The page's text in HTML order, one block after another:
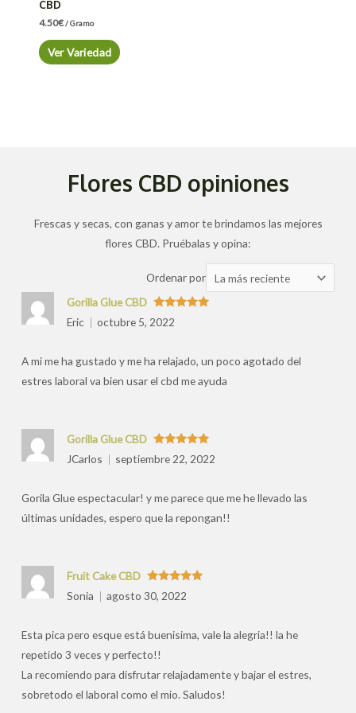
CBD
4.50€/ Gramo
Ver Variedad
Flores CBD opiniones
Frescas y secas, con ganas y amor te brindamos las mejores
flores CBD. Pruébalas y opina:
Ordenar por Ordenar
las
Valorado
con
Gorilla Glue CBD
Eric
octubre 5, 2022
A mi me ha gustado y me ha relajado, un poco agotado del
estres laboral va bien usar el cbd me ayuda
Valorado
con5de 5
Gorilla Glue CBD
JCarlos
septiembre 22, 2022
Gorila Glue espectacular! y me parece que me he llevado las
últimas unidades, espero que la repongan!!
Valorado
con5de 5
Fruit Cake CBD
Sonia
agosto 30, 2022
Esta pica pero esque está buenisima, vale la alegria!! la he
repetido 3 veces y perfecto!!
La recomiendo para disfrutar relajadamente y bajar el estres,
sobretodo el laboral como el mio. Saludos!